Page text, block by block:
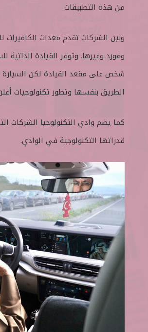
من هذه التطبيقات
وبين الشركات تقدم معدات الكاميرات
وفورد وغيرها. وتوفر القيادة الذاتية
الطريق بنفسها وتطور تكنولوجيات أعلن
كما يضم وادي التكنولوجيا الشركات
قدراتها التكنولوجية في الوادي.